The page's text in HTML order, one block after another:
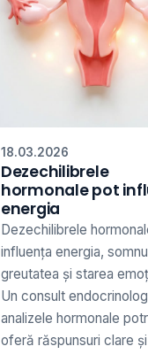
18.03.2026
Dezechilibrele
hormonale pot
energia
Dezechilibrele
influența energia,
greutatea și starea
Un consult
analizele hormonale
oferă răspunsuri clare